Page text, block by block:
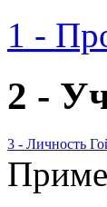
1 -
2 -
3 - Личность